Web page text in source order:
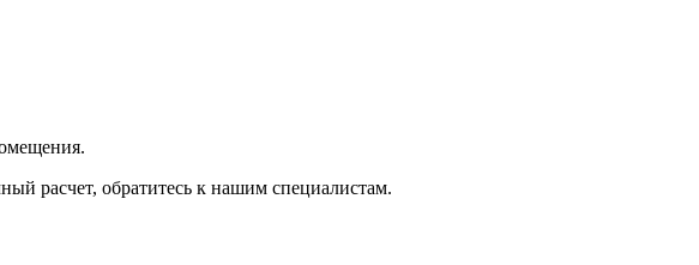
расчет, обратитесь к нашим специалистам.